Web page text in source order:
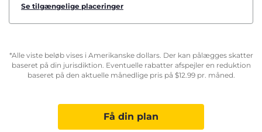
Se tilgængelige placeringer
*Alle viste beløb vises i Amerikanske dollars. Der kan pålægges skatter
baseret på din jurisdiktion. Eventuelle rabatter afspejler en reduktion
baseret på den aktuelle månedlige pris på $12.99pr. måned.
Få din plan